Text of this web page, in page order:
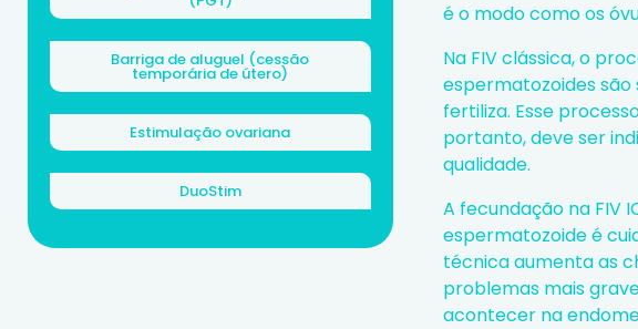
Barriga de aluguel (cessão
temporária de útero)
Estimulação ovariana
DuoStim
é o modo como os
Na FIV clássica, o
espermatozoides são
fertiliza. Esse
portanto, deve ser
qualidade.
A fecundação na FIV
espermatozoide é
técnica aumenta as
problemas mais
acontecer na